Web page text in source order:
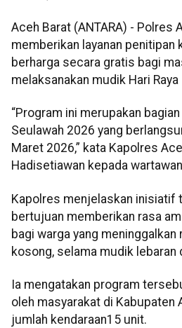
Aceh Barat (ANTARA) - Polres
memberikan layanan penitipan
berharga secara gratis bagi
melaksanakan mudik Hari
“Program ini merupakan
Seulawah 2026 yang
Maret 2026,” kata Kapolres
Hadisetiawan kepada
Kapolres menjelaskan inisiatif
bertujuan memberikan rasa
bagi warga yang meninggalkan
kosong, selama mudik lebaran
Ia mengatakan program
oleh masyarakat di Kabupaten
jumlah kendaraan15 unit.